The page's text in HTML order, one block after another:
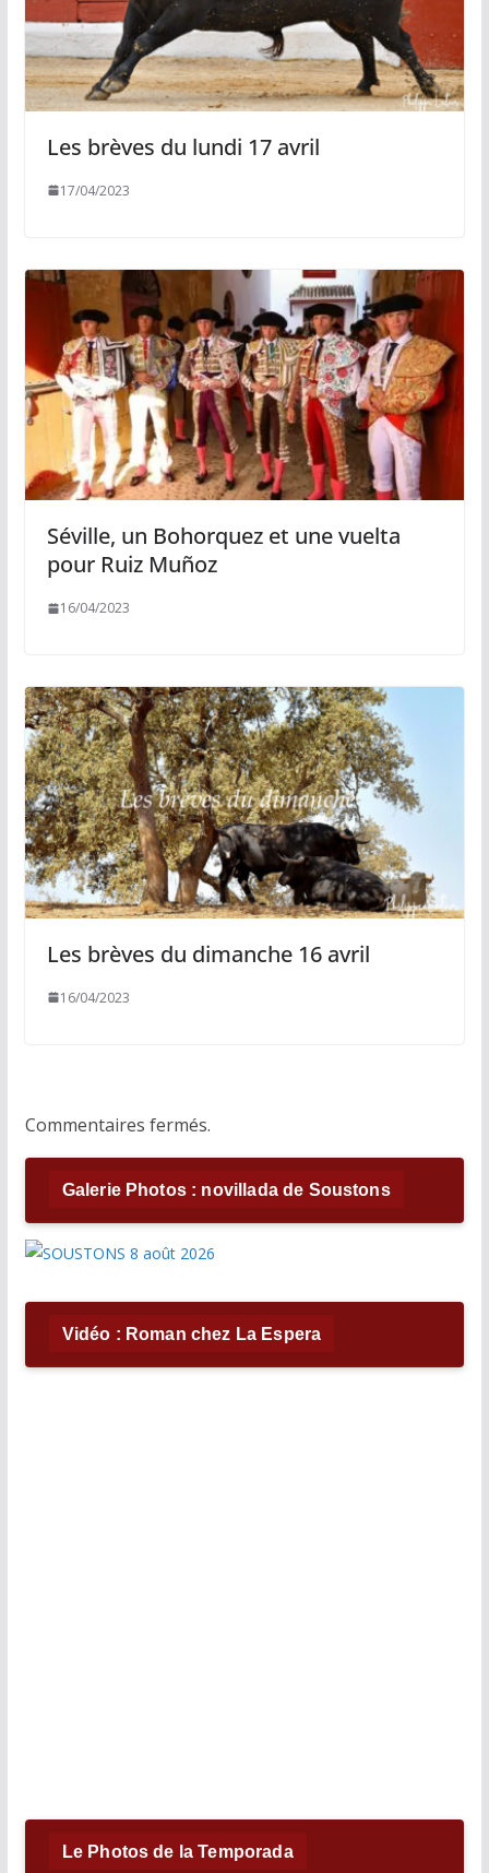
Les brèves du lundi 17 avril
17/04/2023
Séville, un Bohorquez et une vuelta
pour Ruiz Muñoz
16/04/2023
Les brèves du dimanche 16 avril
16/04/2023
Commentaires fermés.
Galerie Photos : novillada de Soustons
Vidéo : Roman chez La Espera
Le Photos de la Temporada